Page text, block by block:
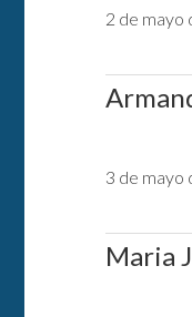
2 de mayo
3 de mayo
Maria